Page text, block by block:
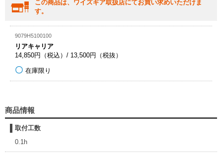
この商品は、ワイズギア取扱店にてお買い求めいただけま
す。
9079H5100100
リアキャリア
14,850円（税込）/ 13,500円（税抜）
在庫限り
商品情報
取付工数
0.1h